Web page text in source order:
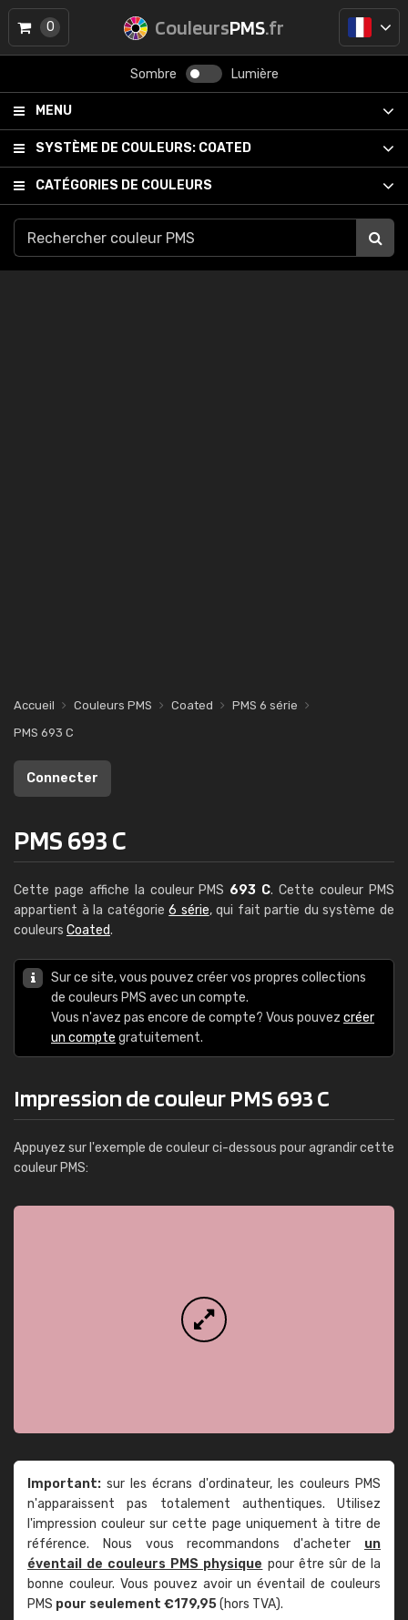
CouleursPMS.fr
Sombre Lumière
MENU
SYSTÈME DE COULEURS: COATED
CATÉGORIES DE COULEURS
0
Accueil Couleurs PMS Coated
PMS 6 série
PMS 693 C
Connecter
PMS 693 C
Cette page affiche la couleur PMS 693 C. Cette couleur PMS
appartient à la catégorie6 série, qui fait partie du système de
couleurs Coated.
Sur ce site, vous pouvez créer vos propres collections
de couleurs PMS avec un compte.
Vous n'avez pas encore de compte? Vous pouvez créer
un compte gratuitement.
Impression de couleur PMS 693 C
Appuyez sur l'exemple de couleur ci-dessous pour agrandir cette
couleur PMS:
Important: sur les écrans d'ordinateur, les couleurs PMS
n'apparaissent pas totalement authentiques. Utilisez
l'impression couleur sur cette page uniquement à titre de
référence. Nous vous recommandons d'acheter un
éventail de couleurs PMS physique pour être sûr de la
bonne couleur. Vous pouvez avoir un éventail de couleurs
PMS pour seulement €179,95(hors TVA).